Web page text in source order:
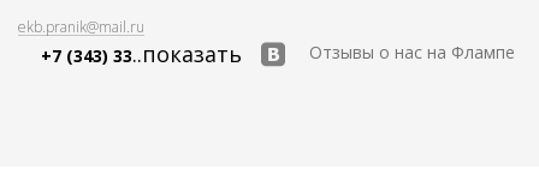
ekb.pranik@mail.ru
+7 (343) 33..показать Отзывы о нас на Флампе